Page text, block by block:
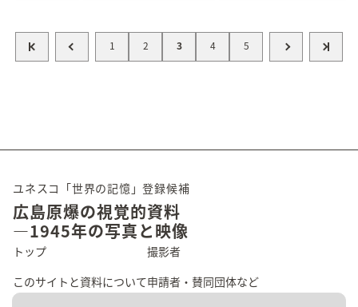
1 2 3 4 5
ユネスコ「世界の記憶」登録候補
広島原爆の視覚的資料
―1945年の写真と映像
トップ
このサイトと資料について
撮影者
申請者・賛同団体など